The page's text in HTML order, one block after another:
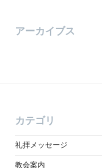
アーカイブス
カテゴリ
礼拝メッセージ
教会案内